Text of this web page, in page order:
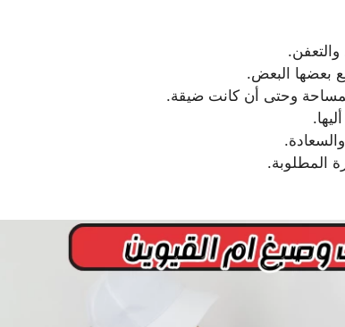
بعضها البعض.
وحتى أن كانت ضيقة.
المطلوبة.